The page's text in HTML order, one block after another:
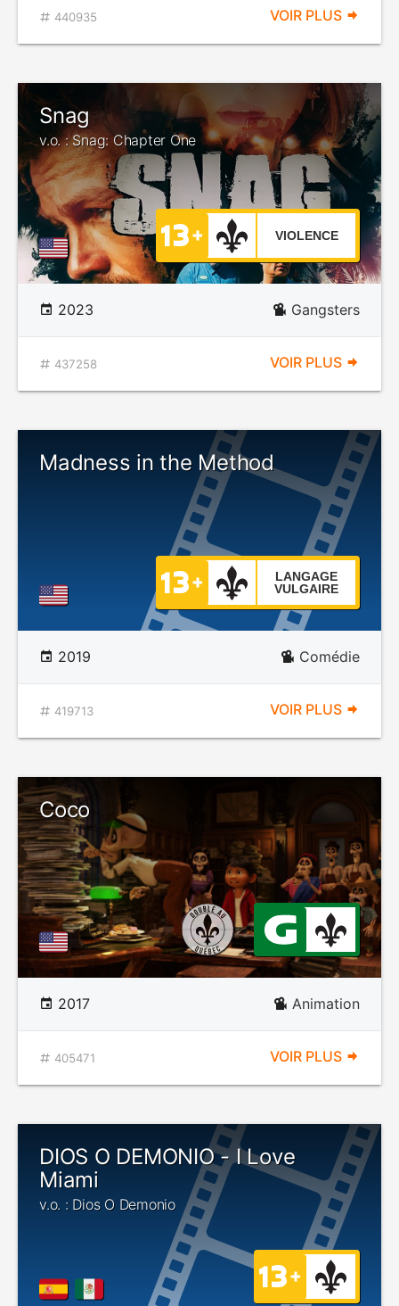
440935 VOIR PLUS
Snag
v.o. : Snag: Chapter One
VIOLENCE
2023 Gangsters
437258 VOIR PLUS
Madness in the Method
LANGAGE
VULGAIRE
2019 Comédie
419713 VOIR PLUS
Coco
2017 Animation
405471 VOIR PLUS
DIOS O DEMONIO - I Love
Miami
v.o. : Dios O Demonio